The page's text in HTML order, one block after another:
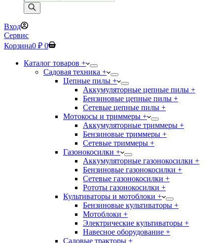
товаров
Вход
Сервис
Корзина0 ₽ 0
Каталог товаров +
Садовая техника +
Цепные пилы +
Аккумуляторные цепные пилы +
Бензиновые цепные пилы +
Сетевые цепные пилы +
Мотокосы и триммеры +
Аккумуляторные триммеры +
Бензиновые триммеры +
Сетевые триммеры +
Газонокосилки +
Аккумуляторные газонокосилки +
Бензиновые газонокосилки +
Сетевые газонокосилки +
Рототы газонокосилки +
Культиваторы и мотоблоки +
Бензиновые культиваторы +
Мотоблоки +
Электрические культиваторы +
Навесное оборудование +
Садовые тракторы +